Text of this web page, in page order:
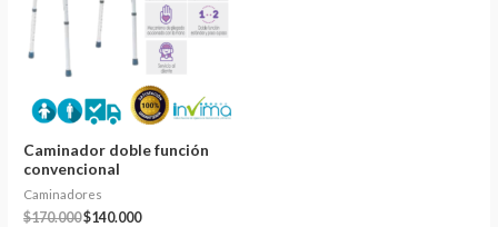
Caminador doble función
convencional
Caminadores
$170.000$140.000